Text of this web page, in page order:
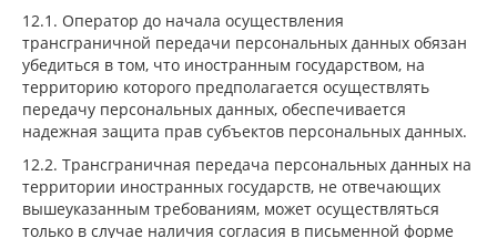
12.1. Оператор до начала осуществления
трансграничной передачи персональных данных обязан
убедиться в том, что иностранным государством, на
территорию которого предполагается осуществлять
передачу персональных данных, обеспечивается
надежная защита прав субъектов персональных данных.
12.2. Трансграничная передача персональных данных на
территории иностранных государств, не отвечающих
вышеуказанным требованиям, может осуществляться
только в случае наличия согласия в письменной форме